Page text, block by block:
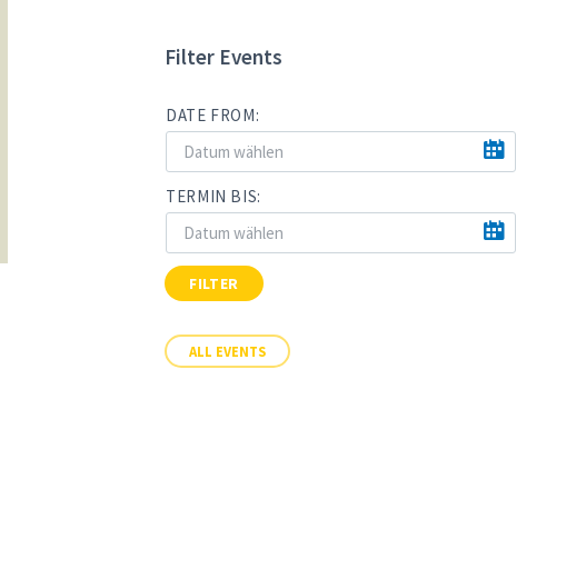
Filter Events
DATE FROM:
TERMIN BIS:
FILTER
ALL EVENTS